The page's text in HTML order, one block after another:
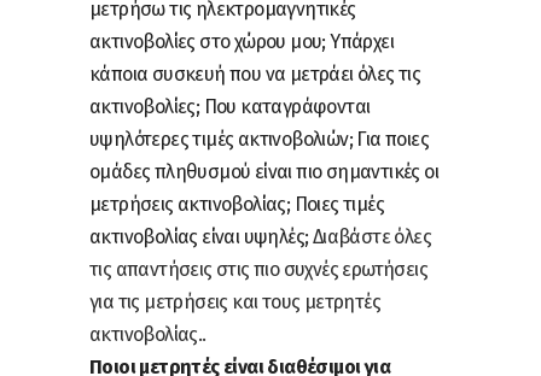
μετρήσω τις ηλεκτρομαγνητικές
ακτινοβολίες στο χώρου μου; Υπάρχει
κάποια συσκευή που να μετράει όλες τις
ακτινοβολίες; Που καταγράφονται
υψηλότερες τιμές ακτινοβολιών; Για ποιες
ομάδες πληθυσμού είναι πιο σημαντικές οι
μετρήσεις ακτινοβολίας; Ποιες τιμές
ακτινοβολίας είναι υψηλές; Διαβάστε όλες
τις απαντήσεις στις πιο συχνές ερωτήσεις
για τις μετρήσεις και τους μετρητές
ακτινοβολίας..
Ποιοι μετρητές είναι διαθέσιμοι για